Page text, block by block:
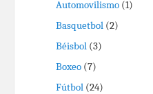
Automovilismo (1)
Basquetbol (2)
Béisbol (3)
Boxeo (7)
Fútbol (24)